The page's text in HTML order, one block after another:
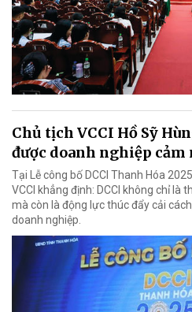
Chủ tịch VCCI Hồ Sỹ
được doanh nghiệp cảm
Tại Lễ công bố DCCI Thanh Hóa
VCCI khẳng định: DCCI không chỉ là
mà còn là động lực thúc đẩy cải
doanh nghiệp.